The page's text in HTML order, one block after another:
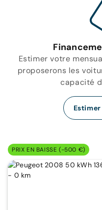
Estimer votre
proposerons les
capacité
PRIX EN BAISSE (-500 €)